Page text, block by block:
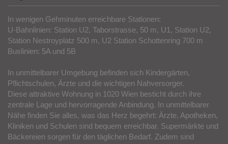
Lage
In wenigen Gehminuten erreichbare Stationen:
U-Bahnlinien: Station U2, Taborstrasse, 50 m, U1, Station U2,
Station Nestroyplatz 500 m, U2 Station Schottenring 700 m
In unmittelbarer Umgebung befinden sich Kindergärten,
Pflichtschulen, Ärzte und die wichtigen Nahversorger.
Diese attraktive Wohnung in 1020 Wien besticht durch ihre
zentrale Lage und hervorragende Anbindung. In unmittelbarer
Nähe finden Sie alles, was das Herz begehrt: Ärzte, Apotheken,
Kliniken und Schulen sind bequem erreichbar. Supermärkte und